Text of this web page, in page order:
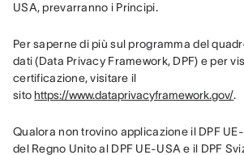
USA, prevarranno i Principi.
Per saperne di più sul programma del
dati (Data Privacy Framework, DPF) e per
certificazione, visitare il
sito https://www.dataprivacyframework.gov/.
Qualora non trovino applicazione il DPF
del Regno Unito al DPF UE-USA e il DPF